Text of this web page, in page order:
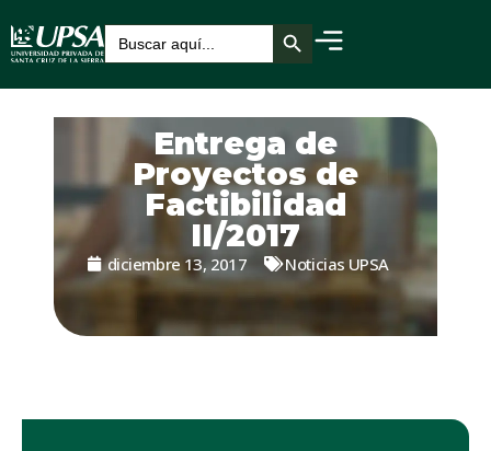
Buscar: Botón de búsqueda
Entrega de
Proyectos de
Factibilidad
II/2017
diciembre 13, 2017 Noticias UPSA